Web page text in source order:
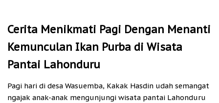
Cerita Menikmati Pagi Dengan Menanti
Kemunculan Ikan Purba di Wisata
Pantai Lahonduru
Pagi hari di desa Wasuemba, Kakak Hasdin udah semangat
ngajak anak-anak mengunjungi wisata pantai Lahonduru